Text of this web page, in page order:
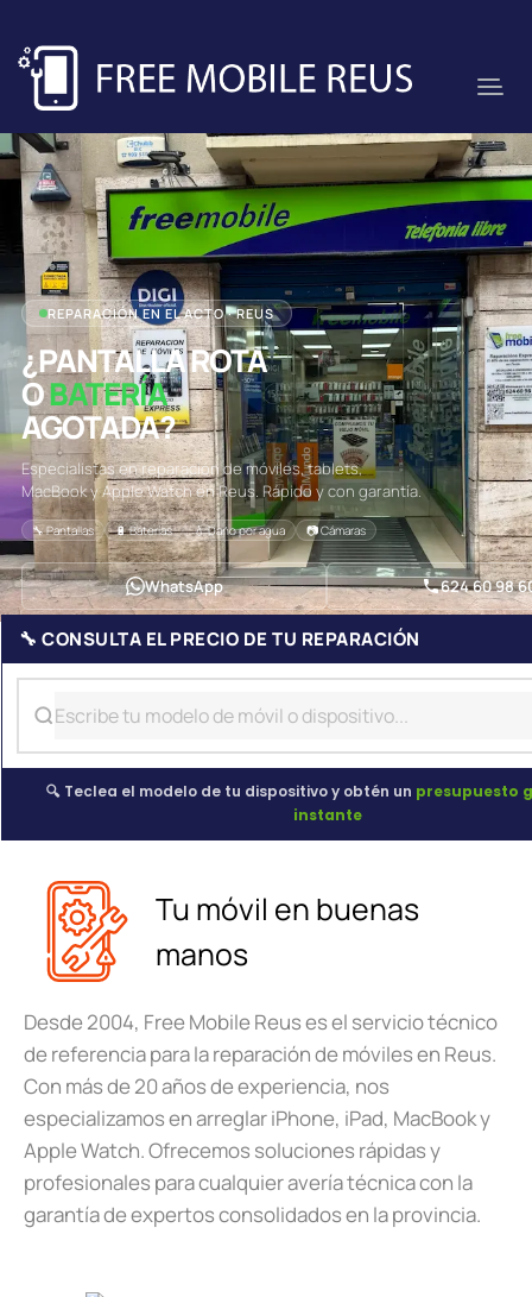
REPARACIÓN EN EL ACTO · REUS
¿PANTALLA ROTA
OBATERÍA
AGOTADA?
Especialistas en reparación de móviles, tablets,
MacBook y Apple Watch en Reus. Rápido y con garantía.
🔧 Pantallas 🔋 Baterías 💧 Daño por agua 📷 Cámaras
WhatsApp 624 60 98
🔧 CONSULTA EL PRECIO DE TU REPARACIÓN
🔍 Teclea el modelo de tu dispositivo y obtén un presupuesto
instante
Tu móvil en buenas
manos
Desde 2004, Free Mobile Reus es el servicio técnico
de referencia para la reparación de móviles en Reus.
Con más de 20 años de experiencia, nos
especializamos en arreglar iPhone, iPad, MacBook y
Apple Watch. Ofrecemos soluciones rápidas y
profesionales para cualquier avería técnica con la
garantía de expertos consolidados en la provincia.